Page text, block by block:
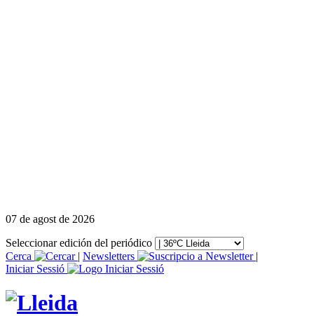
07 de agost de 2026
Seleccionar edición del periódico
Cerca
| Newsletters
|
Iniciar Sessió